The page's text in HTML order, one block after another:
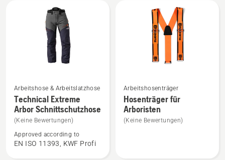
Mehr
Details
zu
Technical
Extreme
Arbor
Arbeitshose & Arbeitslatzhose
Technical Extreme
Arbor Schnittschutzhose
(Keine Bewertungen)
Approved according to
EN ISO 11393, KWF Profi
Mehr
Details
zu
Hosenträger
Arbeitshosenträger
Hosenträger für
Arboristen
(Keine Bewertungen)